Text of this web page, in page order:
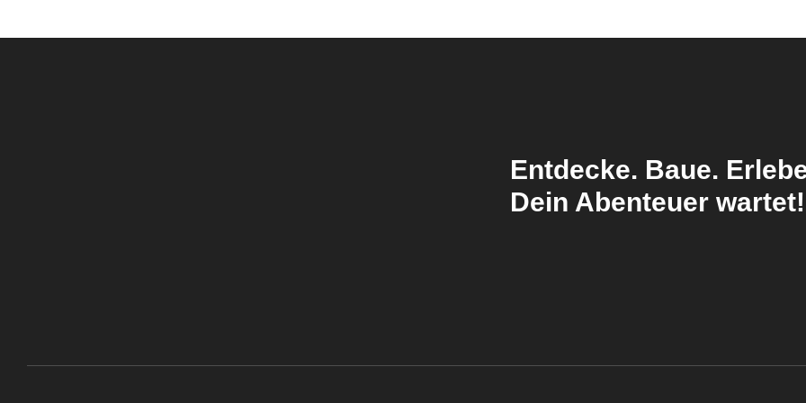
Entdecke. Baue.
Dein Abenteuer wartet!